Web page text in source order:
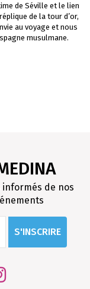
de Séville et le lien
de la tour d’or,
au voyage et nous
musulmane.
de nos
S'INSCRIRE